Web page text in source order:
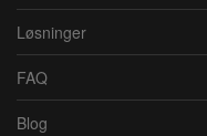
Løsninger
FAQ
Blog